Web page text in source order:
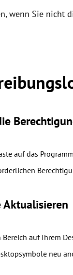
wenn Sie nicht
auf das
Aktualisieren
auf Ihrem
neu